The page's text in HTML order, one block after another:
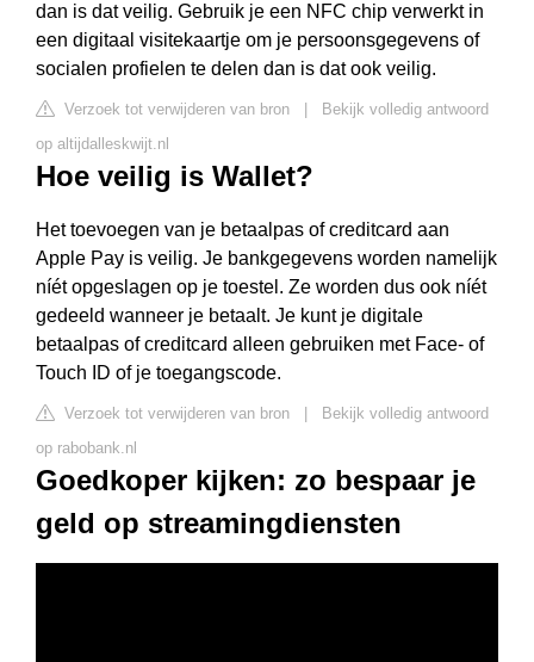
dan is dat veilig. Gebruik je een NFC chip verwerkt in
een digitaal visitekaartje om je persoonsgegevens of
socialen profielen te delen dan is dat ook veilig.
Verzoek tot verwijderen van bron
Bekijk volledig antwoord
op altijdalleskwijt.nl
Hoe veilig is Wallet?
Het toevoegen van je betaalpas of creditcard aan
Apple Pay is veilig. Je bankgegevens worden namelijk
níét opgeslagen op je toestel. Ze worden dus ook níét
gedeeld wanneer je betaalt. Je kunt je digitale
betaalpas of creditcard alleen gebruiken met Face- of
Touch ID of je toegangscode.
Verzoek tot verwijderen van bron
Bekijk volledig antwoord
op rabobank.nl
Goedkoper kijken: zo bespaar je
geld op streamingdiensten